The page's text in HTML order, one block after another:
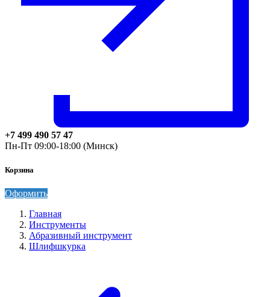
+7 499 490 57 47
Пн-Пт 09:00-18:00 (Минск)
Корзина
Оформить
Главная
Инструменты
Абразивный инструмент
Шлифшкурка